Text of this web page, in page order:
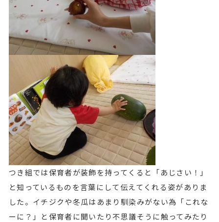
つき組では保育者が装飾を持ってくると「あじさい！」
と知っているものを言葉にして伝えてくれる姿がありま
した。イチジクや冬瓜はあまり馴染みがない為「これな
ーに？」と保育者に聞いたり不思議そうに触ってみたり